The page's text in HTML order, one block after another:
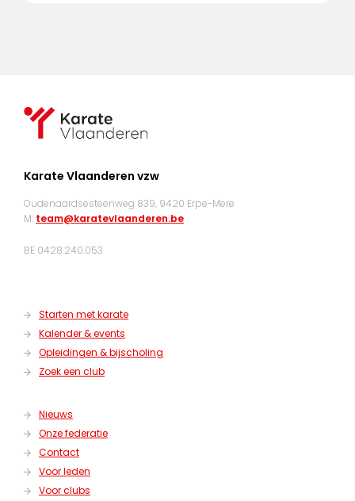
Karate Vlaanderen vzw
Oudenaardsesteenweg 839, 9420 Erpe-Mere
M: team@karatevlaanderen.be
BE 0428.240.053
Starten met karate
Kalender & events
Opleidingen & bijscholing
Zoek een club
Nieuws
Onze federatie
Contact
Voor leden
Voor clubs